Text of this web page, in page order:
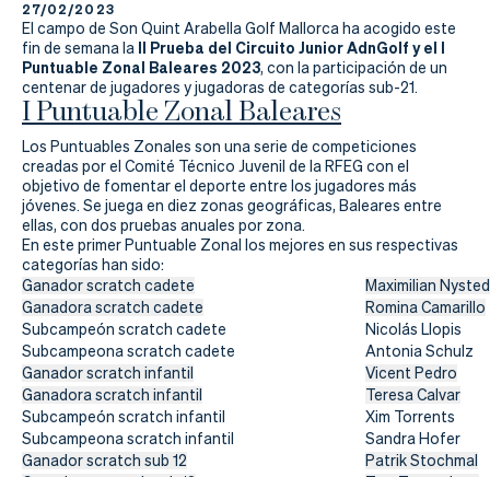
La
Federación
Federarse
Jugar
Aprender
Actualidad
Tienda
27/02/2023
El campo de Son Quint Arabella Golf Mallorca ha acogido este
fin de semana la II Prueba del Circuito Junior AdnGolf y el I
Puntuable Zonal Baleares 2023, con la participación de un
centenar de jugadores y jugadoras de categorías sub-21.
I Puntuable Zonal Baleares
Los Puntuables Zonales son una serie de competiciones
creadas por el Comité Técnico Juvenil de la RFEG con el
objetivo de fomentar el deporte entre los jugadores más
jóvenes. Se juega en diez zonas geográficas, Baleares entre
ellas, con dos pruebas anuales por zona.
En este primer Puntuable Zonal los mejores en sus respectivas
categorías han sido:
Ganador scratch cadete
Maximilian
Ganadora scratch cadete
Romina Camarillo
Subcampeón scratch cadete
Nicolás Llopis
Subcampeona scratch cadete
Antonia Schulz
Ganador scratch infantil
Vicent Pedro
Ganadora scratch infantil
Teresa Calvar
Subcampeón scratch infantil
Xim Torrents
Subcampeona scratch infantil
Sandra Hofer
Ganador scratch sub 12
Patrik Stochmal